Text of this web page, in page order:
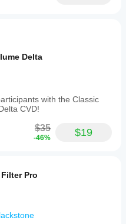
Delta
with the Classic
CVD!
$35
-46% $19
Pro